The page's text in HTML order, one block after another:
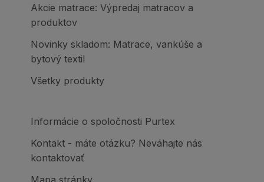
Akcie matrace: Výpredaj matracov a
produktov
Novinky skladom: Matrace, vankúše a
bytový textil
Všetky produkty
Informácie o spoločnosti Purtex
Kontakt - máte otázku? Neváhajte nás
kontaktovať
Mapa stránky